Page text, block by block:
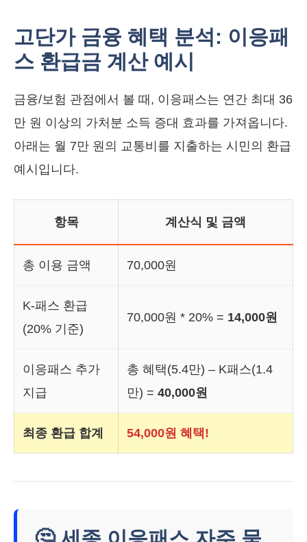
고단가 금융 혜택 분석: 이응패
스 환급금 계산 예시
금융/보험 관점에서 볼 때, 이응패스는 연간 최대 36
만 원 이상의 가처분 소득 증대 효과를 가져옵니다.
아래는 월 7만 원의 교통비를 지출하는 시민의 환급
예시입니다.
항목 계산식 및 금액
총 이용 금액 70,000원
K-패스 환급
(20% 기준)
70,000원 * 20% = 14,000원
이응패스 추가
지급
총 혜택(5.4만) – K패스(1.4
만) = 40,000원
최종 환급 합계 54,000원 혜택!